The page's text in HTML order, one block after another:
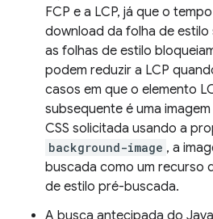
FCP e a LCP, já que o
download da folha de estilo
as folhas de estilo
podem reduzir a LCP
casos em que o elemento
subsequente é uma
CSS solicitada usando a
background-image , a
buscada como um recurso
de estilo pré-buscada.
A busca antecipada do